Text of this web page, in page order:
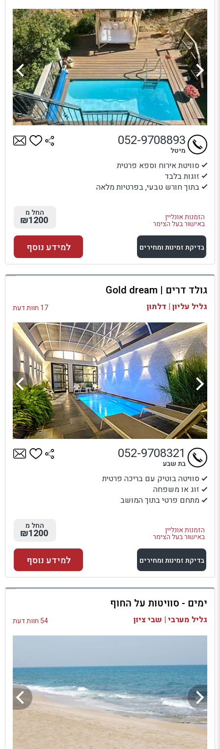
סוויטת אירוח וספא פרטית
זוגות בלבד
בתוך חורש טבעי, בפרטיות מלאה
הזמנות אונליין
באישור בעל הצימר
052-9708893
מיטל
החל מ
₪1200
בדיקת זמינות ומחירים
למתחם זה
בדיקת זמינות ומחירים
למידע נוסף
גולד דרים | Gold dream
גליל עליון | דלתון 17 חוות דעת
סוויטה בוטיק עם בריכה פרטית
זוג או משפחה
מתחם פרטי בתוך המושב
הזמנות אונליין
באישור בעל הצימר
052-9708321
בת שבע
החל מ
₪1200
בדיקת זמינות ומחירים
למתחם זה
בדיקת זמינות ומחירים
למידע נוסף
ימים - סוויטות על החוף
גליל מערבי | שבי ציון 54 חוות דעת